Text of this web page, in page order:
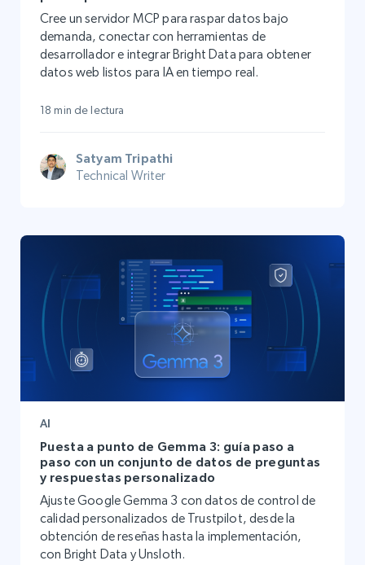
Cree un servidor MCP para raspar datos bajo
demanda, conectar con herramientas de
desarrollador e integrar Bright Data para obtener
datos web listos para IA en tiempo real.
18 min de lectura
Satyam Tripathi
Technical Writer
AI
Puesta a punto de Gemma 3: guía paso a
paso con un conjunto de datos de preguntas
y respuestas personalizado
Ajuste Google Gemma 3 con datos de control de
calidad personalizados de Trustpilot, desde la
obtención de reseñas hasta la implementación,
con Bright Data y Unsloth.